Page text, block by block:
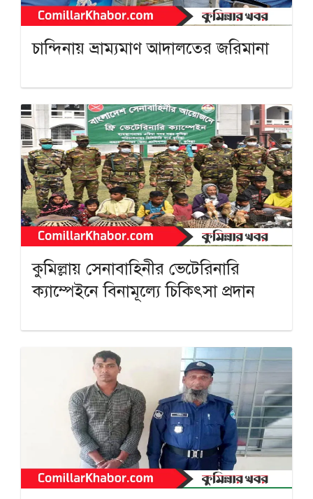
চান্দিনায় ভ্রাম্যমাণ আদালতের জরিমানা
কুমিল্লায় সেনাবাহিনীর ভেটেরিনারি
ক্যাম্পেইনে বিনামূল্যে চিকিৎসা প্রদান